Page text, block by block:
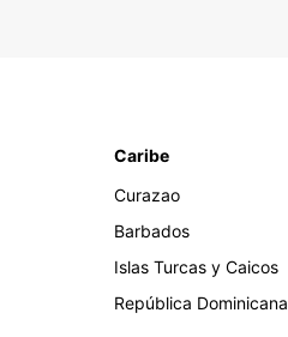
Caribe
Curazao
Barbados
Islas Turcas y Caicos
República Dominicana